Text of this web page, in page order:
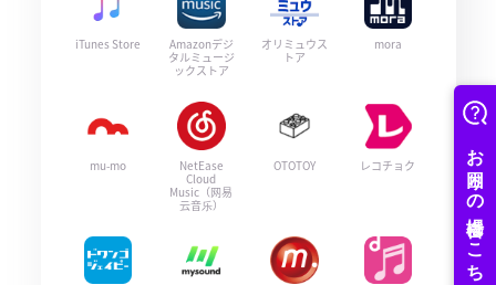
iTunes Store
Amazonデジ
タルミュージ
ックストア
オリミュウス
トア
mora
mu-mo
NetEase
Cloud
Music（网易
云音乐）
OTOTOY レコチョク